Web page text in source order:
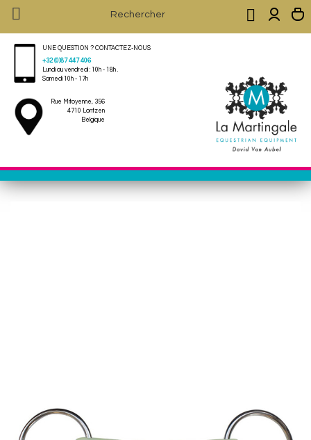
 
UNE QUESTION ? CONTACTEZ-NOUS
+32 (0)87 447 406
Lundi au vendredi : 10h - 18h .
Samedi 10h - 17h
Rue Mitoyenne, 356
4710 Lontzen
Belgique